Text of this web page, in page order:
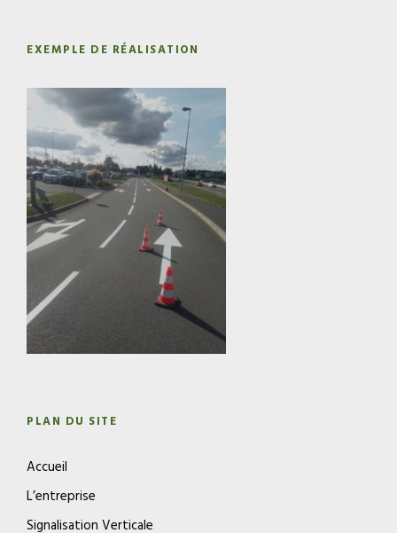
EXEMPLE DE RÉALISATION
PLAN DU SITE
Accueil
L’entreprise
Signalisation Verticale